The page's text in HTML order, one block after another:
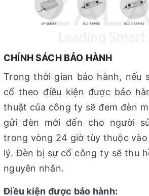
CHÍNH SÁCH BẢO HÀNH
Trong thời gian bảo hành, nếu
cố theo điều kiện được bảo
thuật của công ty sẽ đem đèn
gửi đèn mới đến cho người
trong vòng 24 giờ tùy thuộc
lý. Đèn bị sự cố công ty sẽ thu
nguyên nhân.
Điều kiện được bảo hành: